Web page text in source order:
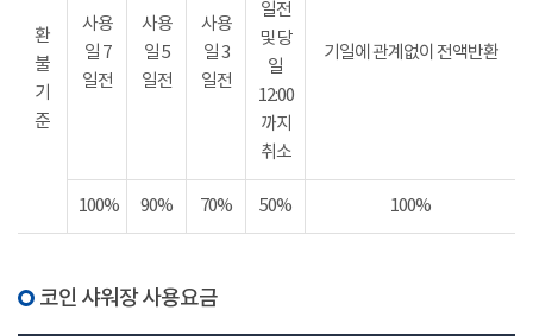
환
불
기
준
사용
일 7
일전
사용
일 5
일전
사용
일 3
일전
일전
및 당
일
12:00
까지
취소
기일에 관계없이 전액반환
100% 90% 70% 50% 100%
코인 샤워장 사용요금